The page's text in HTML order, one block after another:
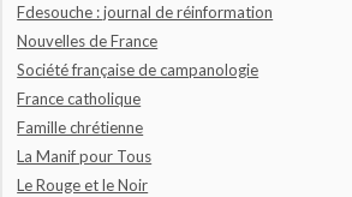
Fdesouche : journal de réinformation
Nouvelles de France
Société française de campanologie
France catholique
Famille chrétienne
La Manif pour Tous
Le Rouge et le Noir